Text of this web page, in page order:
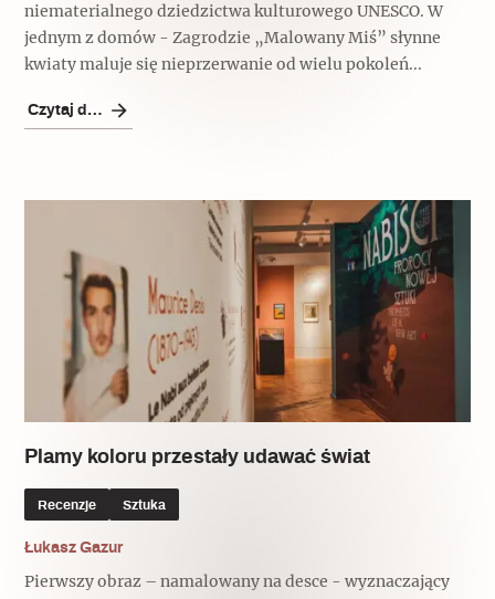
Popularne
Zabierz mapę na wakacje!
niematerialnego dziedzictwa kulturowego UNESCO. W
jednym z domów - Zagrodzie „Malowany Miś” słynne
kwiaty maluje się nieprzerwanie od wielu pokoleń...
Czytaj dalej
Plamy koloru przestały udawać świat
Recenzje Sztuka
Łukasz Gazur
Pierwszy obraz – namalowany na desce - wyznaczający